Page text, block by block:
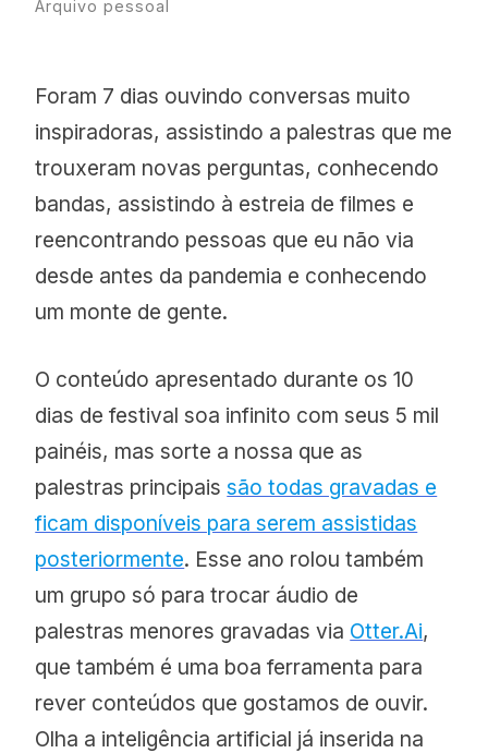
Arquivo pessoal
Foram 7 dias ouvindo conversas muito
inspiradoras, assistindo a palestras que me
trouxeram novas perguntas, conhecendo
bandas, assistindo à estreia de filmes e
reencontrando pessoas que eu não via
desde antes da pandemia e conhecendo
um monte de gente.
O conteúdo apresentado durante os 10
dias de festival soa infinito com seus 5 mil
painéis, mas sorte a nossa que as
palestras principaissão todas gravadas e
ficam disponíveis para serem assistidas
posteriormente. Esse ano rolou também
um grupo só para trocar áudio de
palestras menores gravadas via Otter.Ai,
que também é uma boa ferramenta para
rever conteúdos que gostamos de ouvir.
Olha a inteligência artificial já inserida na